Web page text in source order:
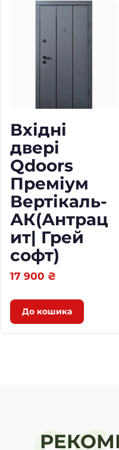
Вхідні
двері
Qdoors
Преміум
Вертікаль-
АК(Антрац
ит| Грей
софт)
17 900 ₴
До кошика